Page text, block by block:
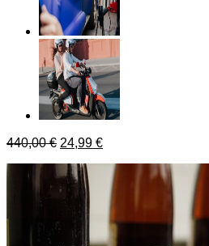
440,00€ 24,99 €